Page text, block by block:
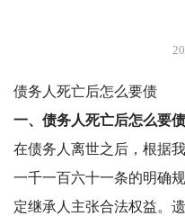
债务人死亡后怎么要债
一、债务人死亡后怎么要债
在债务人离世之后，根据
一千一百六十一条的明确
定继承人主张合法权益。